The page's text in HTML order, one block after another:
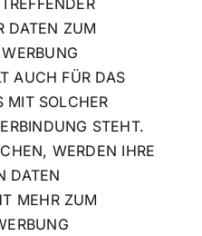
DATEN ZUM
AUCH FÜR DAS
MIT SOLCHER
STEHT.
WERDEN IHRE
DATEN
MEHR ZUM